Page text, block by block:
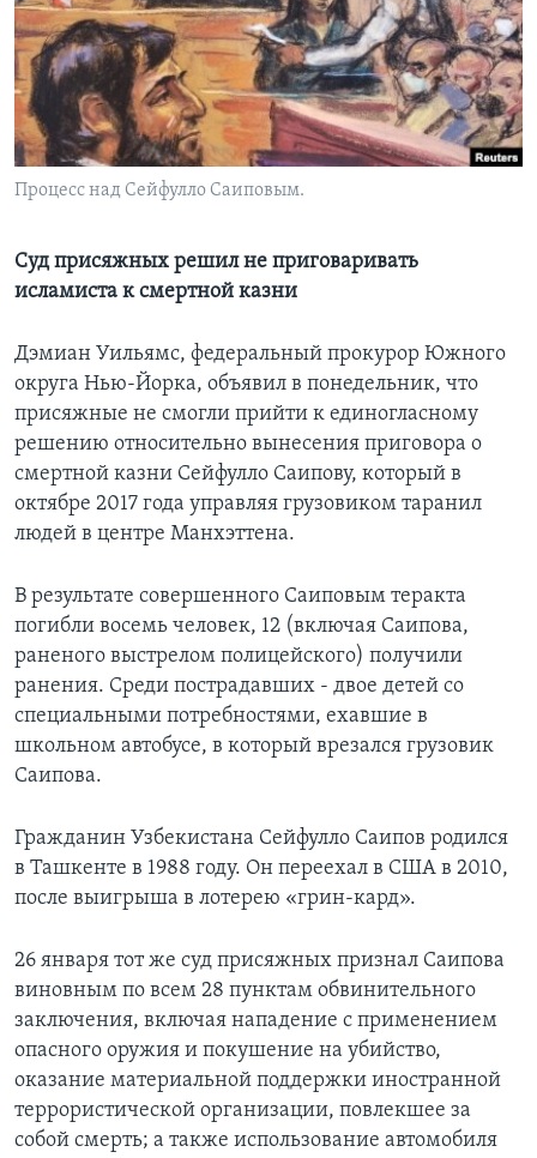
Learning English
СОЦИАЛЬНЫЕ СЕТИ
Процесс над Сейфулло Саиповым.
Суд присяжных решил не приговаривать
исламиста к смертной казни
Дэмиан Уильямс, федеральный прокурор Южного
округа Нью-Йорка, объявил в понедельник, что
присяжные не смогли прийти к единогласному
решению относительно вынесения приговора о
смертной казни Сейфулло Саипову, который в
октябре 2017 года управляя грузовиком таранил
людей в центре Манхэттена.
В результате совершенного Саиповым теракта
погибли восемь человек, 12 (включая Саипова,
раненого выстрелом полицейского) получили
ранения. Среди пострадавших - двое детей со
специальными потребностями, ехавшие в
школьном автобусе, в который врезался грузовик
Саипова.
Гражданин Узбекистана Сейфулло Саипов родился
в Ташкенте в 1988 году. Он переехал в США в 2010,
после выигрыша в лотерею «грин-кард».
26 января тот же суд присяжных признал Саипова
виновным по всем 28 пунктам обвинительного
заключения, включая нападение с применением
опасного оружия и покушение на убийство,
оказание материальной поддержки иностранной
террористической организации, повлекшее за
собой смерть; а также использование автомобиля